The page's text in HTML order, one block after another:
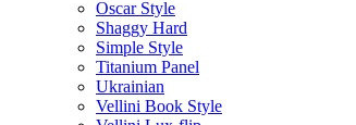
Oscar Style
Shaggy Hard
Simple Style
Titanium Panel
Ukrainian
Vellini Book Style